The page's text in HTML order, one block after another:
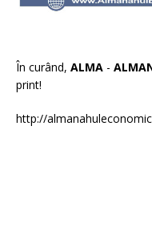
În curând, ALMA -
print!
http://